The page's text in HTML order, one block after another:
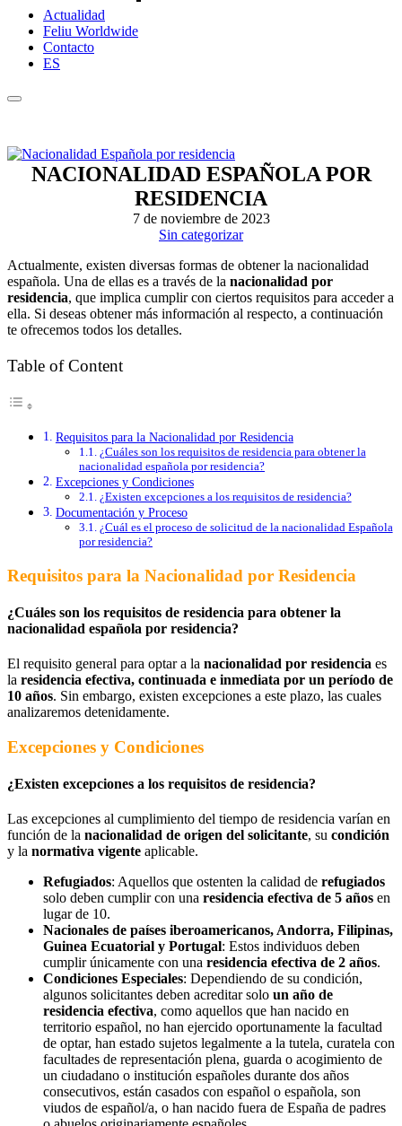
Actualidad
Feliu Worldwide
Contacto
ES
NACIONALIDAD ESPAÑOLA POR
RESIDENCIA
7 de noviembre de 2023
Sin categorizar
Actualmente, existen diversas formas de obtener la nacionalidad
española. Una de ellas es a través de la nacionalidad por
residencia, que implica cumplir con ciertos requisitos para acceder a
ella. Si deseas obtener más información al respecto, a continuación
te ofrecemos todos los detalles.
Table of Content
Requisitos para la Nacionalidad por Residencia
¿Cuáles son los requisitos de residencia para obtener la
nacionalidad española por residencia?
Excepciones y Condiciones
¿Existen excepciones a los requisitos de residencia?
Documentación y Proceso
¿Cuál es el proceso de solicitud de la nacionalidad Española
por residencia?
Requisitos para la Nacionalidad por Residencia
¿Cuáles son los requisitos de residencia para obtener la
nacionalidad española por residencia?
El requisito general para optar a la nacionalidad por residencia es
la residencia efectiva, continuada e inmediata por un período de
10 años. Sin embargo, existen excepciones a este plazo, las cuales
analizaremos detenidamente.
Excepciones y Condiciones
¿Existen excepciones a los requisitos de residencia?
Las excepciones al cumplimiento del tiempo de residencia varían en
función de la nacionalidad de origen del solicitante, su condición
y la normativa vigente aplicable.
Refugiados: Aquellos que ostenten la calidad de refugiados
solo deben cumplir con una residencia efectiva de 5 años en
lugar de 10.
Nacionales de países iberoamericanos, Andorra, Filipinas,
Guinea Ecuatorial y Portugal: Estos individuos deben
cumplir únicamente con una residencia efectiva de 2 años.
Condiciones Especiales: Dependiendo de su condición,
algunos solicitantes deben acreditar solo un año de
residencia efectiva, como aquellos que han nacido en
territorio español, no han ejercido oportunamente la facultad
de optar, han estado sujetos legalmente a la tutela, curatela con
facultades de representación plena, guarda o acogimiento de
un ciudadano o institución españoles durante dos años
consecutivos, están casados con español o española, son
viudos de español/a, o han nacido fuera de España de padres